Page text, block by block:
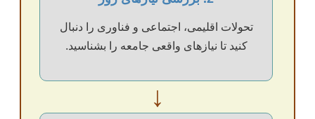
تحولات اقلیمی، اجتماعی و فناوری را دنبال
کنید تا نیازهای واقعی جامعه را بشناسید.
↓